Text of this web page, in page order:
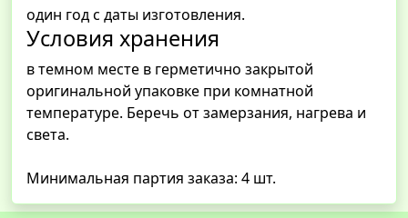
один год с даты изготовления.
Условия хранения
в темном месте в герметично закрытой
оригинальной упаковке при комнатной
температуре. Беречь от замерзания, нагрева и
света.
Минимальная партия заказа: 4 шт.